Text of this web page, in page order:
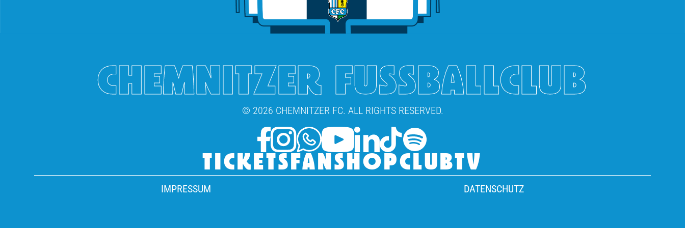
CHEMNITZER FUSSBALLCLUB
© 2026 CHEMNITZER FC. ALL RIGHTS RESERVED.
TICKETSFANSHOPCLUBTV
IMPRESSUM DATENSCHUTZ